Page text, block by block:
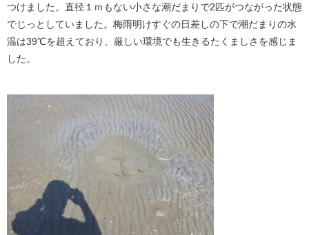
つけました。直径１ｍもない小さな潮だまりで2匹がつながった状態
でじっとしていました。梅雨明けすぐの日差しの下で潮だまりの水
温は39℃を超えており、厳しい環境でも生きるたくましさを感じま
した。